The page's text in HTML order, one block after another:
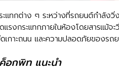
ทกต่าง ๆ ระหว่างที่รถยนต์กำลัง
รงกระแทกภายในห้องโดยสารแม้จะ
กาะถนน และความปลอดภัยของรถ
อกพิท แนะนำ